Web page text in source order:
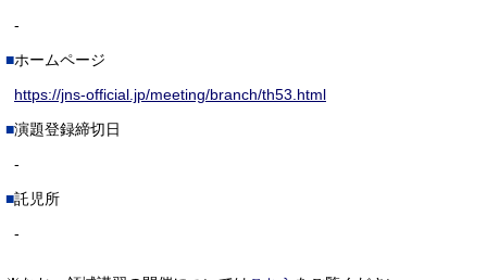
-
ホームページ
https://jns-official.jp/meeting/branch/th53.html
演題登録締切日
-
託児所
-